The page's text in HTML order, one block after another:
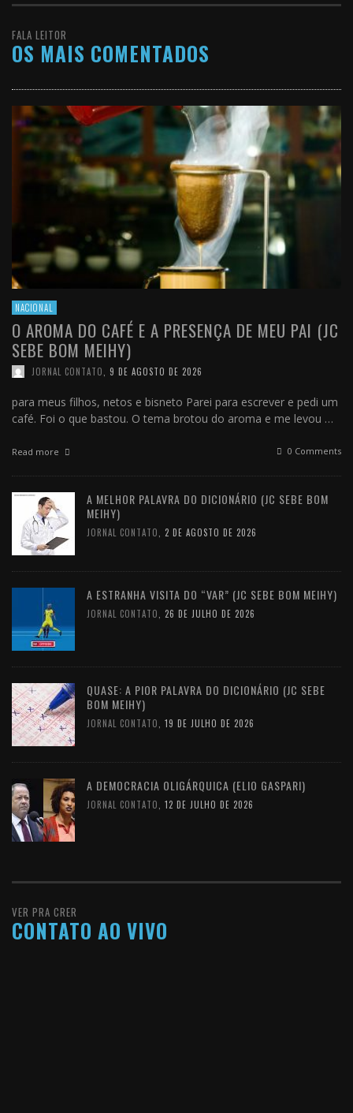
FALA LEITOR
OS MAIS COMENTADOS
NACIONAL
O AROMA DO CAFÉ E A PRESENÇA DE MEU PAI (JC
SEBE BOM MEIHY)
JORNAL CONTATO 9 DE AGOSTO DE 2026
para meus filhos, netos e bisneto Parei para escrever e pedi um
café. Foi o que bastou. O tema brotou do aroma e me levou …
Read more 0 Comments
A MELHOR PALAVRA DO DICIONÁRIO (JC SEBE BOM
MEIHY)
JORNAL CONTATO 2 DE AGOSTO DE 2026
A ESTRANHA VISITA DO “VAR” (JC SEBE BOM MEIHY)
JORNAL CONTATO 26 DE JULHO DE 2026
QUASE: A PIOR PALAVRA DO DICIONÁRIO (JC SEBE
BOM MEIHY)
JORNAL CONTATO 19 DE JULHO DE 2026
A DEMOCRACIA OLIGÁRQUICA (ELIO GASPARI)
JORNAL CONTATO 12 DE JULHO DE 2026
VER PRA CRER
CONTATO AO VIVO